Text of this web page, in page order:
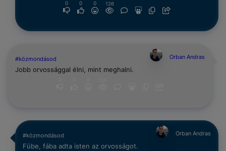
0 0 0 126
#közmondásod Orban Andras
Jobb orvossággal élni, mint meghalni.
#közmondásod Orban Andras
Fübe, fába adta isten az orvosságot.